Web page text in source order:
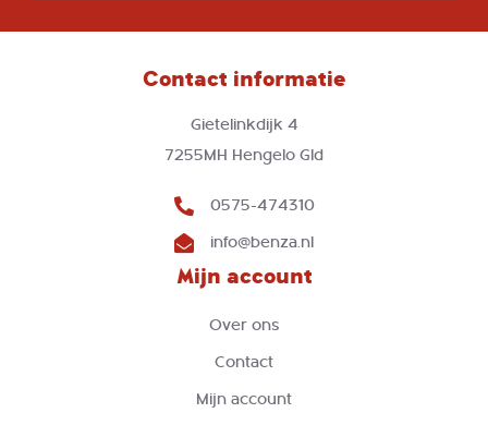
onze
Contact informatie
Gietelinkdijk 4
7255MH Hengelo Gld
0575-474310
info@benza.nl
Mijn account
Over ons
Contact
Mijn account